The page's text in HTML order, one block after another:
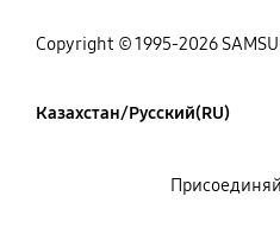
Copyright © 1995-2026
Казахстан/Русский(RU)